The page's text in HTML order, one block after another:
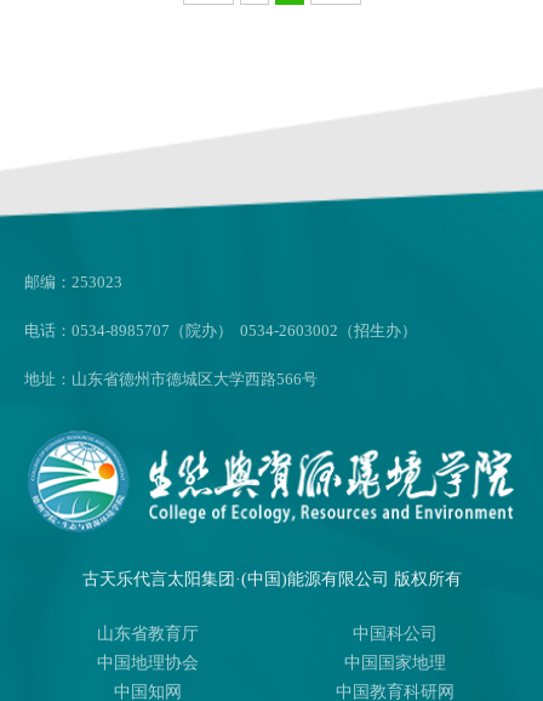
邮编：253023
电话：0534-8985707（院办） 0534-2603002（招生办）
地址：山东省德州市德城区大学西路566号
古天乐代言太阳集团·(中国)能源有限公司 版权所有
山东省教育厅
中国科公司
中国地理协会
中国国家地理
中国知网
中国教育科研网